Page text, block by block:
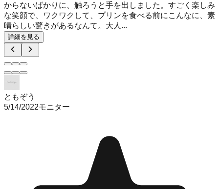
からないばかりに、触ろうと手を出しました。すごく楽しみ
な笑顔で、ワクワクして、プリンを食べる前にこんなに、素
晴らしい驚きがあるなんて。大人...
詳細を見る
ともぞう
5/14/2022モニター